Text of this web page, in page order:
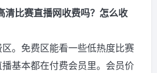
清比赛直播网收费吗？怎么收
。免费区能看一些低热度比赛
基本都在付费会员里。会员价